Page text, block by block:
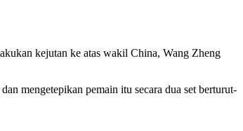
kejutan ke atas wakil China, Wang Zheng
mengetepikan pemain itu secara dua set berturut-